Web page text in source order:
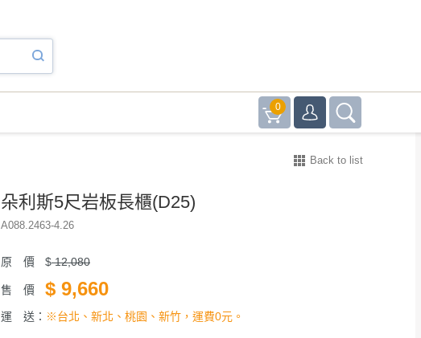
0
Back to list
朵利斯5尺岩板長櫃(D25)
A088.2463-4.26
原 價 $12,080
售 價 $ 9,660
運 送： ※台北、新北、桃園、新竹，運費0元。